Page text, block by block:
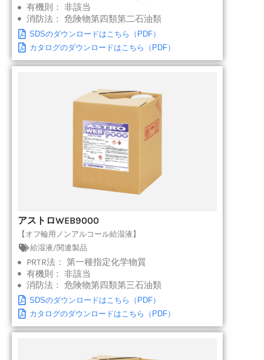
有機則： 非該当
消防法： 危険物第四類第二石油類
SDSのダウンロードはこちら（PDF）
カタログのダウンロードはこちら（PDF）
アストロWEB9000
【オフ輪用ノンアルコール給湿液】
給湿液/関連製品
PRTR法： 第一種指定化学物質
有機則： 非該当
消防法： 危険物第四類第三石油類
SDSのダウンロードはこちら（PDF）
カタログのダウンロードはこちら（PDF）